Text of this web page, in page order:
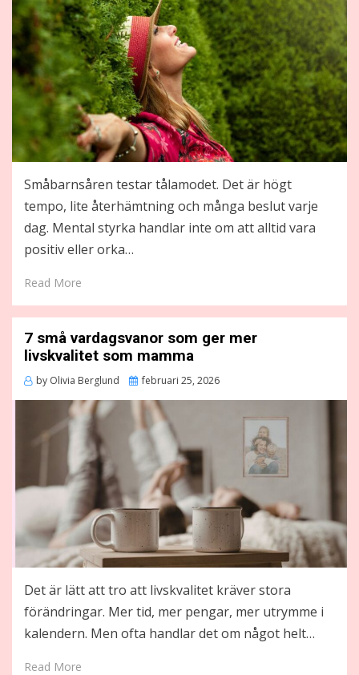
Småbarnsåren testar tålamodet. Det är högt
tempo, lite återhämtning och många beslut varje
dag. Mental styrka handlar inte om att alltid vara
positiv eller orka…
Read More
7 små vardagsvanor som ger mer
livskvalitet som mamma
by Olivia Berglund
Posted
februari 25, 2026
Det är lätt att tro att livskvalitet kräver stora
förändringar. Mer tid, mer pengar, mer utrymme i
kalendern. Men ofta handlar det om något helt…
Read More